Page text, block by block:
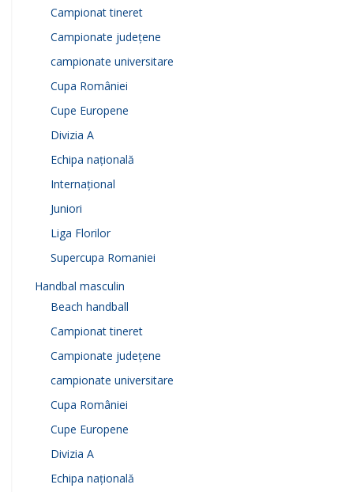
Campionat tineret
Campionate județene
campionate universitare
Cupa României
Cupe Europene
Divizia A
Echipa națională
Internațional
Juniori
Liga Florilor
Supercupa Romaniei
Handbal masculin
Beach handball
Campionat tineret
Campionate județene
campionate universitare
Cupa României
Cupe Europene
Divizia A
Echipa națională